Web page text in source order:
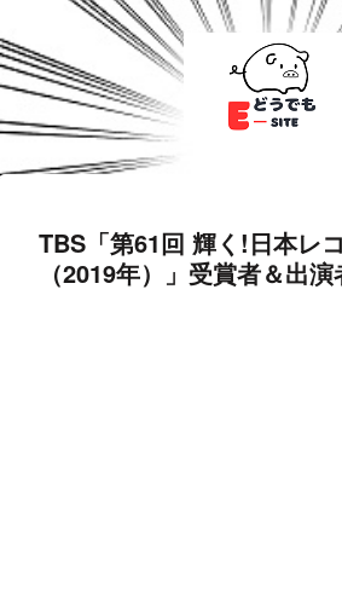
TBS「第61回 輝く!日本レ
（2019年）」受賞者＆出